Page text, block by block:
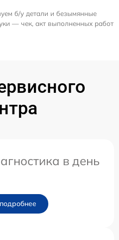
б/у детали и безымянные
— чек, акт выполненных работ
в день